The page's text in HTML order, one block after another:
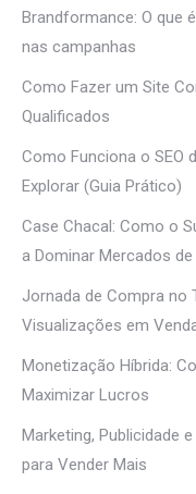
Brandformance: O que
nas campanhas
Como Fazer um Site
Qualificados
Como Funciona o SEO
Explorar (Guia Prático)
Case Chacal: Como o
a Dominar Mercados
Jornada de Compra no
Visualizações em
Monetização Híbrida:
Maximizar Lucros
Marketing, Publicidade
para Vender Mais